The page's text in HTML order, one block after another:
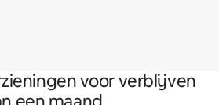
voor verblijven